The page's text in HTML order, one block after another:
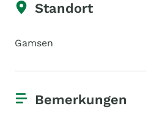
Standort
Gamsen
Bemerkungen